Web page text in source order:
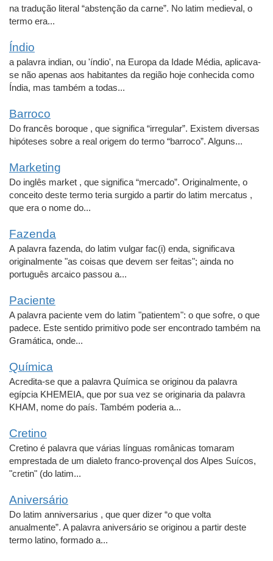
na tradução literal “abstenção da carne”. No latim medieval, o
termo era...
Índio
a palavra indian, ou 'índio', na Europa da Idade Média, aplicava-
se não apenas aos habitantes da região hoje conhecida como
Índia, mas também a todas...
Barroco
Do francês boroque , que significa “irregular”. Existem diversas
hipóteses sobre a real origem do termo “barroco”. Alguns...
Marketing
Do inglês market , que significa “mercado”. Originalmente, o
conceito deste termo teria surgido a partir do latim mercatus ,
que era o nome do...
Fazenda
A palavra fazenda, do latim vulgar fac(i) enda, significava
originalmente "as coisas que devem ser feitas"; ainda no
português arcaico passou a...
Paciente
A palavra paciente vem do latim "patientem": o que sofre, o que
padece. Este sentido primitivo pode ser encontrado também na
Gramática, onde...
Química
Acredita-se que a palavra Química se originou da palavra
egípcia KHEMEIA, que por sua vez se originaria da palavra
KHAM, nome do país. Também poderia a...
Cretino
Cretino é palavra que várias línguas românicas tomaram
emprestada de um dialeto franco-provençal dos Alpes Suícos,
"cretin" (do latim...
Aniversário
Do latim anniversarius , que quer dizer “o que volta
anualmente”. A palavra aniversário se originou a partir deste
termo latino, formado a...